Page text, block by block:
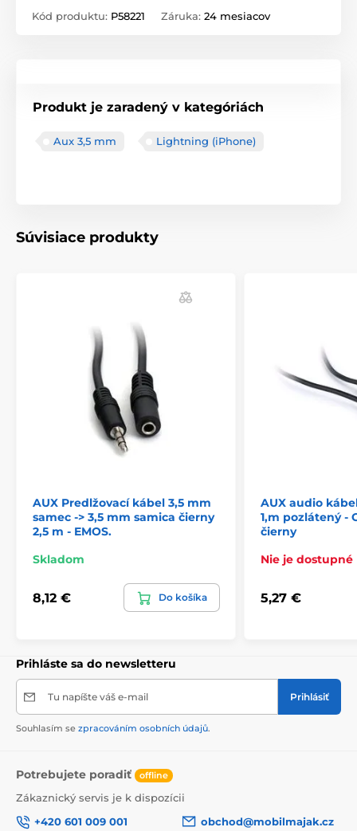
Kód produktu: P58221 Záruka: 24 mesiacov
Produkt je zaradený v kategóriách
Aux 3,5 mm Lightning (iPhone)
Súvisiace produkty
AUX Predlžovací kábel 3,5 mm
samec -> 3,5 mm samica čierny
2,5 m - EMOS.
Skladom
8,12 € Do košíka
AUX audio
1,m pozlátený -
čierny
Nie je dostupné
5,27 €
Prihláste sa do newsletteru
Tu napíšte váš e-mail Prihlásiť
Souhlasím se zpracováním osobních údajů.
Potrebujete poradiť offline
Zákaznický servis je k dispozícii
+420 601 009 001
obchod@mobilmajak.cz